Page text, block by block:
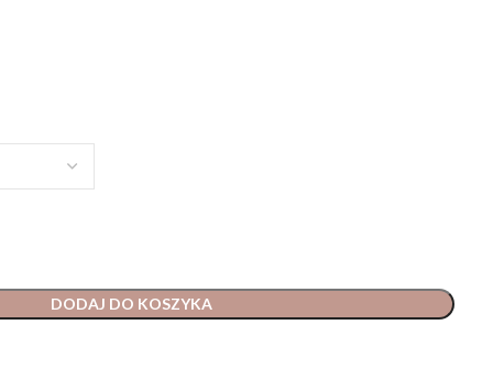
DODAJ DO KOSZYKA